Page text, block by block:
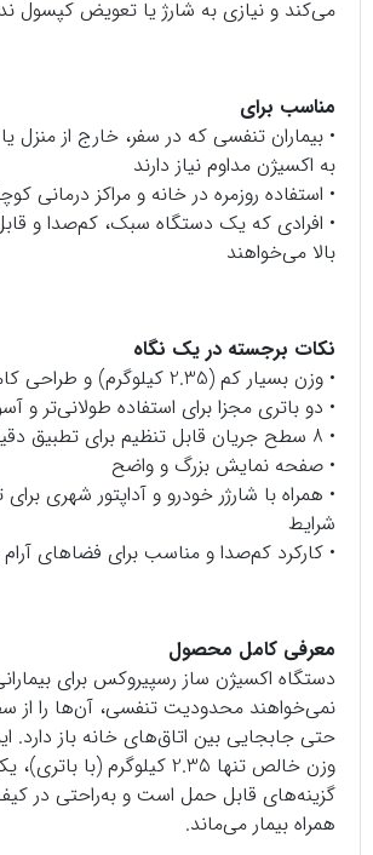
می‌کند و نیازی به شارژ یا تعویض کپسول
مناسب برای
• بیماران تنفسی که در سفر، خارج از منزل
به اکسیژن مداوم نیاز دارند
• استفاده روزمره در خانه و مراکز درمانی
• افرادی که یک دستگاه سبک، کم‌صدا و
بالا می‌خواهند
نکات برجسته در یک نگاه
• وزن بسیار کم (2.35 کیلوگرم) و طراحی کاملاً قابل حمل
• دو باتری مجزا برای استفاده طولانی‌تر و
• 8 سطح جریان قابل تنظیم برای تطبیق دقیق با نیاز بیمار
• صفحه نمایش بزرگ و واضح
• همراه با شارژر خودرو و آداپتور شهری
شرایط
• کارکرد کم‌صدا و مناسب برای فضاهای
معرفی کامل محصول
دستگاه اکسیژن ساز رسپیروکس برای
نمی‌خواهند محدودیت تنفسی، آن‌ها را از
حتی جابجایی بین اتاق‌های خانه باز دارد.
وزن خالص تنها 2.35 کیلوگرم (با
گزینه‌های قابل حمل است و به‌راحتی در
همراه بیمار می‌ماند.